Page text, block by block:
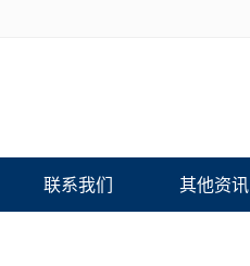
联系我们 其他资讯